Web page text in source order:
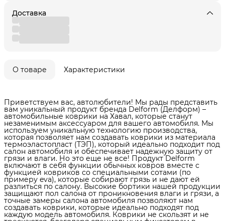
Доставка
О товаре Характеристики
Приветствуем вас, автолюбители! Мы рады представить
вам уникальный продукт бренда Delform (Делформ) –
автомобильные коврики на Хавал, которые станут
незаменимым аксессуаром для вашего автомобиля. Мы
используем уникальную технологию производства,
которая позволяет нам создавать коврики из материала
термоэластопласт (ТЭП), который идеально подходит под
салон автомобиля и обеспечивает надежную защиту от
грязи и влаги. Но это еще не все! Продукт Delform
включают в себя функции обычных ковров вместе с
функцией ковриков со специальными сотами (по
примеру eva), которые собирают грязь и не дают ей
разлиться по салону. Высокие бортики нашей продукции
защищают пол салона от проникновения влаги и грязи, а
точные замеры салона автомобиля позволяют нам
создавать коврики, которые идеально подходят под
каждую модель автомобиля. Коврики не скользят и не